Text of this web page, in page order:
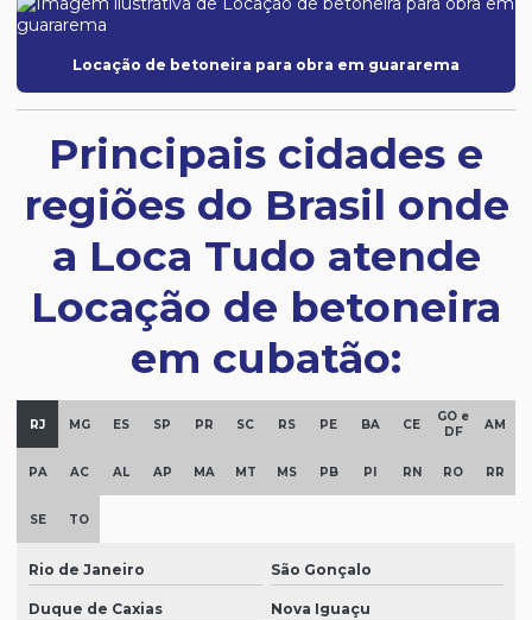
Locação de betoneira para obra em guararema
Principais cidades e
regiões do Brasil onde
a Loca Tudo atende
Locação de betoneira
em cubatão:
RJ MG ES SP PR SC RS PE BA CE
GO e
DF
AM
PA AC AL AP MA MT MS PB PI RN RO RR
SE TO
Rio de Janeiro São Gonçalo
Duque de Caxias Nova Iguaçu